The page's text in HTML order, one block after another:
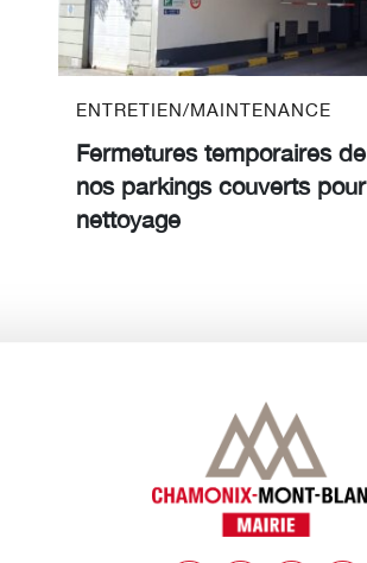
ENTRETIEN/MAINTENANCE
Fermetures temporaires de
nos parkings couverts pour
nettoyage